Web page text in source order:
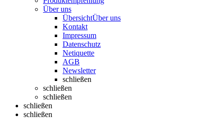
Über uns
ÜbersichtÜber uns
Kontakt
Impressum
Datenschutz
Netiquette
AGB
Newsletter
schließen
schließen
schließen
schließen
schließen